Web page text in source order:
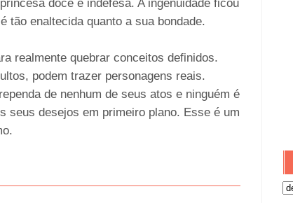
doce e indefesa. A ingenuidade ficou
tão enaltecida quanto a sua bondade.
realmente quebrar conceitos definidos.
podem trazer personagens reais.
de nenhum de seus atos e ninguém é
seus desejos em primeiro plano. Esse é um